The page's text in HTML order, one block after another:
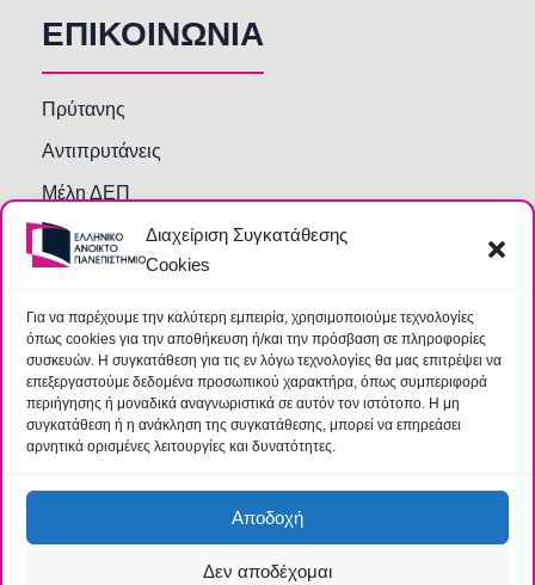
Διαχείριση Συγκατάθεσης
Cookies
Για να παρέχουμε την καλύτερη εμπειρία, χρησιμοποιούμε τεχνολογίες
όπως cookies για την αποθήκευση ή/και την πρόσβαση σε πληροφορίες
συσκευών. Η συγκατάθεση για τις εν λόγω τεχνολογίες θα μας επιτρέψει να
επεξεργαστούμε δεδομένα προσωπικού χαρακτήρα, όπως συμπεριφορά
περιήγησης ή μοναδικά αναγνωριστικά σε αυτόν τον ιστότοπο. Η μη
συγκατάθεση ή η ανάκληση της συγκατάθεσης, μπορεί να επηρεάσει
αρνητικά ορισμένες λειτουργίες και δυνατότητες.
Αποδοχή
Δεν αποδέχομαι
ΕΠΙΚΟΙΝΩΝΙΑ
Πρύτανης
Αντιπρυτάνεις
Μέλη ΔΕΠ
Τμήματα και Υπηρεσίες
Γραμματείες Κοσμητειών Σχολών
Βιβλιοθήκη
Συχνές Ερωτήσεις